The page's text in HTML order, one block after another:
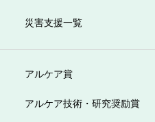
災害支援一覧
アルケア賞
アルケア技術・研究奨励賞